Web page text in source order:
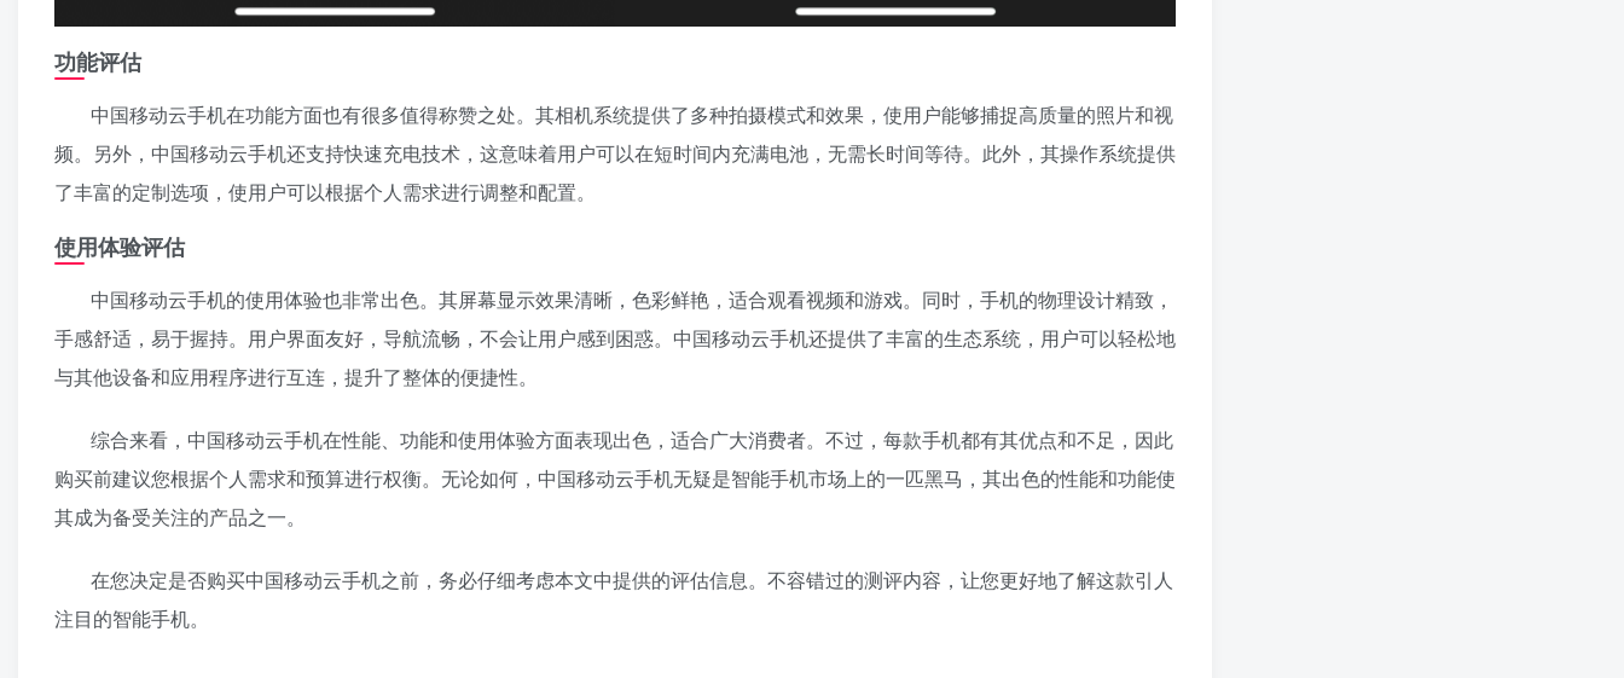
功能评估
中国移动云手机在功能方面也有很多值得称赞之处。其相机系统提供了多种拍摄模式和效果，使用户能够捕捉高质量的照片和视
频。另外，中国移动云手机还支持快速充电技术，这意味着用户可以在短时间内充满电池，无需长时间等待。此外，其操作系统提供
了丰富的定制选项，使用户可以根据个人需求进行调整和配置。
使用体验评估
中国移动云手机的使用体验也非常出色。其屏幕显示效果清晰，色彩鲜艳，适合观看视频和游戏。同时，手机的物理设计精致，
手感舒适，易于握持。用户界面友好，导航流畅，不会让用户感到困惑。中国移动云手机还提供了丰富的生态系统，用户可以轻松地
与其他设备和应用程序进行互连，提升了整体的便捷性。
综合来看，中国移动云手机在性能、功能和使用体验方面表现出色，适合广大消费者。不过，每款手机都有其优点和不足，因此
购买前建议您根据个人需求和预算进行权衡。无论如何，中国移动云手机无疑是智能手机市场上的一匹黑马，其出色的性能和功能使
其成为备受关注的产品之一。
在您决定是否购买中国移动云手机之前，务必仔细考虑本文中提供的评估信息。不容错过的测评内容，让您更好地了解这款引人
注目的智能手机。